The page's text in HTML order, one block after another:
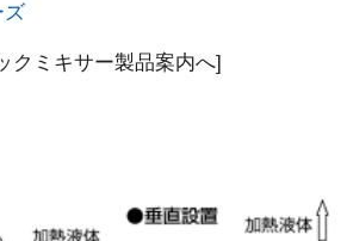
ズ
クミキサー製品案内へ]